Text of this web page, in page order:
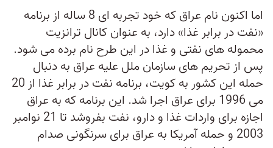
اما اکنون نام عراق که خود تجربه ای 8 ساله از برنامه
«نفت در برابر غذا» دارد، به عنوان کانال ترانزیت
محموله های نفتی و غذا در این طرح نام برده می شود.
پس از تحریم های سازمان ملل علیه عراق به دنبال
حمله این کشور به کویت، برنامه نفت در برابر غذا از 20
می 1996 برای عراق اجرا شد. این برنامه که به عراق
اجازه برای واردات غذا و دارو، نفت بفروشد تا 21 نوامبر
2003 و حمله آمریکا به عراق برای سرنگونی صدام